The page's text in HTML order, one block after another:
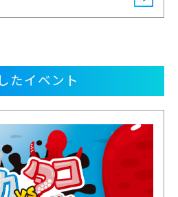
たイベント